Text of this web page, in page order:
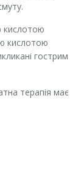
кислотою
кислотою
гострим
терапія має